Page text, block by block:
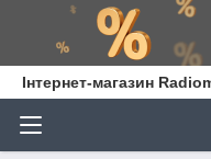
Інтернет-магазин